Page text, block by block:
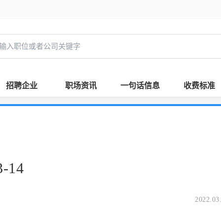
招聘企业 职场资讯 一句话信息 收费标准
14